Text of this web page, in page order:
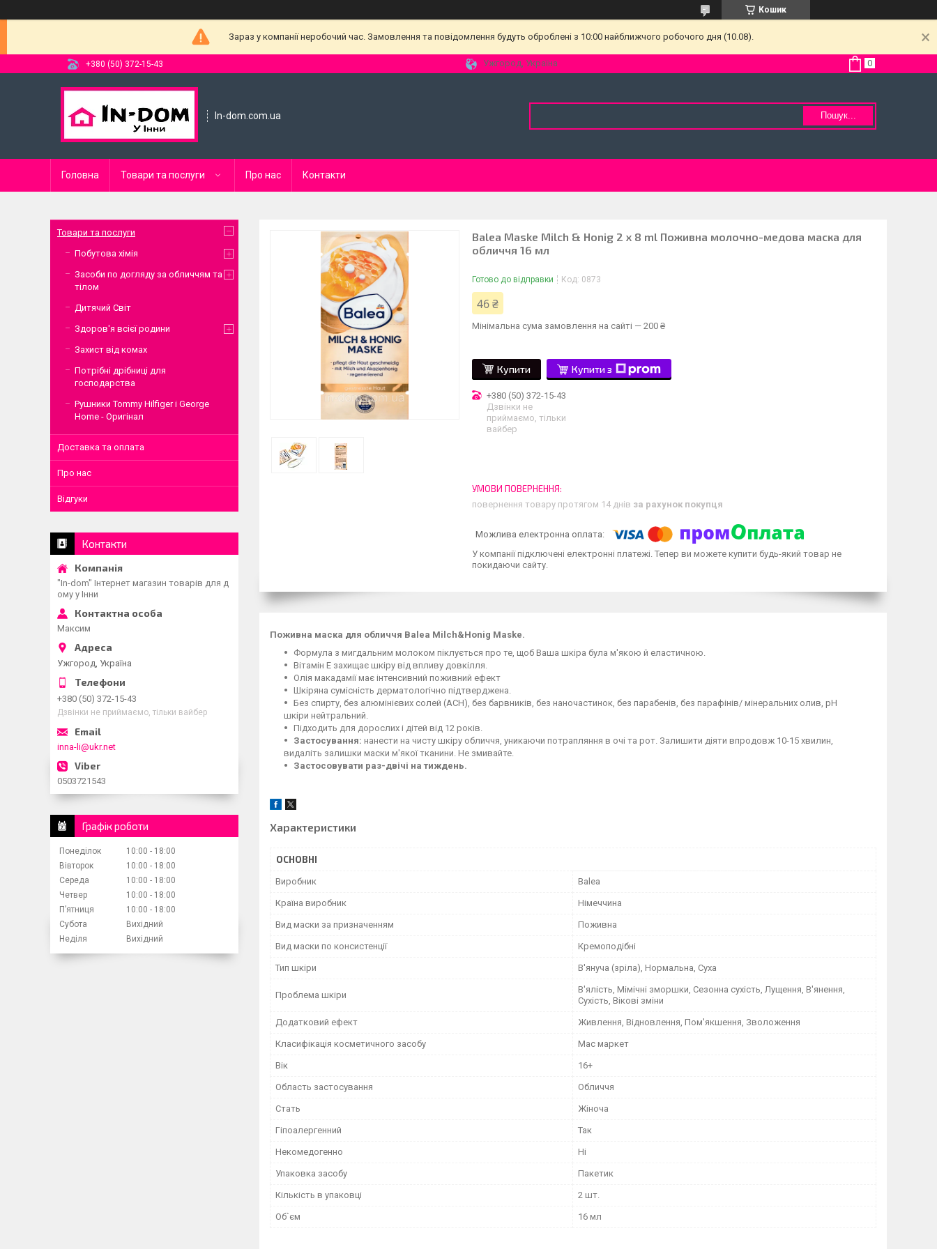
Кошик
Зараз у компанії неробочий час. Замовлення та повідомлення будуть оброблені з 10:00 найближчого робочого дня (10.08).
+380 (50) 372-15-43 Ужгород, Україна
In-dom.com.ua Пошук...
Головна Товари та послуги Про нас Контакти
Balea Maske Milch & Honig 2 x 8 ml Поживна молочно-медова маска для
обличчя 16 мл
Готово до відправки Код: 0873
46 ₴
Мінімальна сума замовлення на сайті — 200 ₴
Купити Купити з
+380 (50) 372-15-43
Дзвінки не
приймаємо, тільки
вайбер
повернення товару протягом 14 днів за рахунок покупця
У компанії підключені електронні платежі. Тепер ви можете купити будь-який товар не
покидаючи сайту.
Поживна маска для обличчя Balea Milch&Honig Maske.
Формула з мигдальним молоком піклується про те, щоб Ваша шкіра була м'якою й еластичною.
Вітамін Е захищає шкіру від впливу довкілля.
Олія макадамії має інтенсивний поживний ефект
Шкіряна сумісність дерматологічно підтверджена.
Без спирту, без алюмінієвих солей (ACH), без барвників, без наночастинок, без парабенів, без парафінів/ мінеральних олив, pH
шкіри нейтральний.
Підходить для дорослих і дітей від 12 років.
Застосування: нанести на чисту шкіру обличчя, уникаючи потрапляння в очі та рот. Залишити діяти впродовж 10-15 хвилин,
видаліть залишки маски м'якої тканини. Не змивайте.
Застосовувати раз-двічі на тиждень.
Характеристики
ОСНОВНІ
Виробник Balea
Країна виробник Німеччина
Вид маски за призначенням Поживна
Вид маски по консистенції Кремоподібні
Тип шкіри В'януча (зріла), Нормальна, Суха
Проблема шкіри
В'ялість, Мімічні зморшки, Сезонна сухість, Лущення, В'янення,
Сухість, Вікові зміни
Додатковий ефект Живлення, Відновлення, Пом'якшення, Зволоження
Класифікація косметичного засобу Мас маркет
Вік 16+
Область застосування Обличчя
Стать Жіноча
Гіпоалергенний Так
Некомедогенно Ні
Упаковка засобу Пакетик
Кількість в упаковці 2 шт.
Об`єм 16 мл
Товари та послуги
Побутова хімія
Засоби по догляду за обличчям та
тілом
Дитячий Світ
Здоров'я всієї родини
Захист від комах
Потрібні дрібниці для
господарства
Рушники Tommy Hilfiger і George
Home - Оригінал
Доставка та оплата
Про нас
Відгуки
Контакти
"In-dom" Інтернет магазин товарів для д
ому у Інни
Максим
Ужгород, Україна
+380 (50) 372-15-43
Дзвінки не приймаємо, тільки вайбер
inna-li@ukr.net
0503721543
Графік роботи
Понеділок 10:00
18:00
Вівторок
10:00
18:00
Середа
10:00
18:00
Четвер
10:00
18:00
Пʼятниця
10:00
18:00
Субота
Вихідний
Неділя
Вихідний